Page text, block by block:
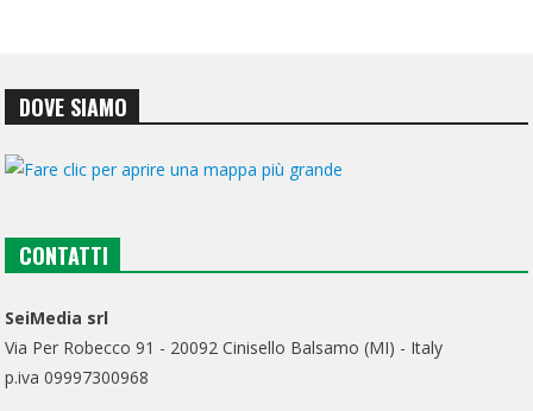
DOVE SIAMO
CONTATTI
SeiMedia srl
Via Per Robecco 91 - 20092 Cinisello Balsamo (MI) - Italy
p.iva 09997300968